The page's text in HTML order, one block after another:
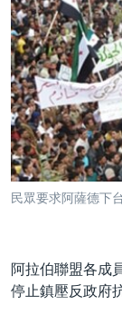
轉
到
導
航
跳
轉
到
檢
新聞自由
揭謊頻道
美國
中國
國際
經貿
VOA 60秒 (國際)
時事經緯
國語
民眾要求阿薩德下台
阿拉伯聯盟各成
停止鎮壓反政府